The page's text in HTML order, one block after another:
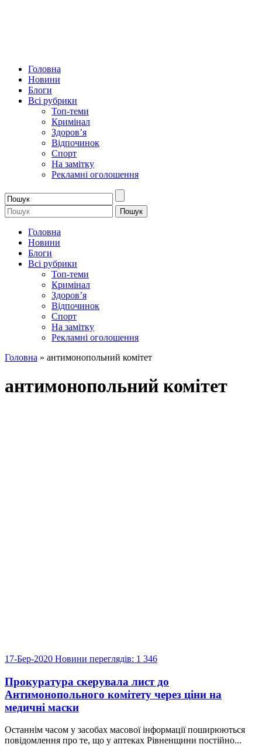
Головна
Новини
Блоги
Всі рубрики
Топ-теми
Кримінал
Здоров’я
Відпочинок
Спорт
На замітку
Рекламні оголошення
Головна
Новини
Блоги
Всі рубрики
Топ-теми
Кримінал
Здоров’я
Відпочинок
Спорт
На замітку
Рекламні оголошення
Головна » антимонопольний комітет
антимонопольний комітет
17-Бер-2020 Новини переглядів: 1 346
Прокуратура скерувала лист до
Антимонопольного комітету через ціни на
медичні маски
Останнім часом у засобах масової інформації поширюються
повідомлення про те, що у аптеках Рівненщини постійно...